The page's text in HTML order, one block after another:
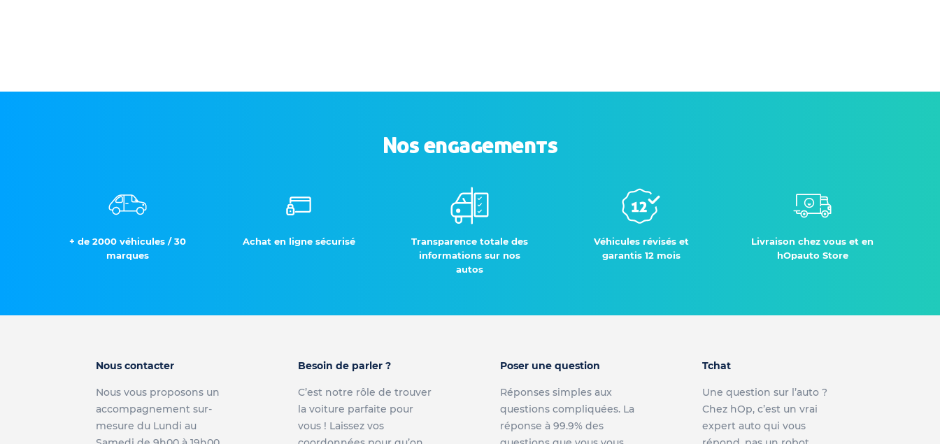
Nos engagements
+ de 2000 véhicules / 30
marques
Achat en ligne sécurisé
Transparence totale des
informations sur nos
autos
Véhicules révisés et
garantis 12 mois
Livraison chez vous et en
hOpauto Store
Nous contacter
Nous vous proposons un
accompagnement sur-
mesure du Lundi au
Besoin de parler ?
C’est notre rôle de trouver
la voiture parfaite pour
vous ! Laissez vos
Poser une question
Réponses simples aux
questions compliquées. La
réponse à 99.9% des
Tchat
Une question sur l’auto ?
Chez hOp, c’est un vrai
expert auto qui vous